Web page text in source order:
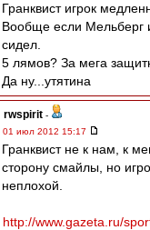
Гранквист игрок
Вообще если Мельберг
сидел.
5 лямов? За мега
Да ну...утятина
rwspirit -
01 июл 2012 15:17
Гранквист не к нам, к
сторону смайлы, но
неплохой.
http://www.gazeta.ru/